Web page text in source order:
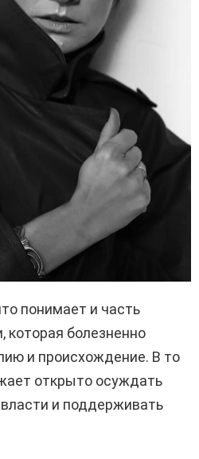
понимает и часть
которая болезненно
и происхождение. В то
открыто осуждать
и поддерживать